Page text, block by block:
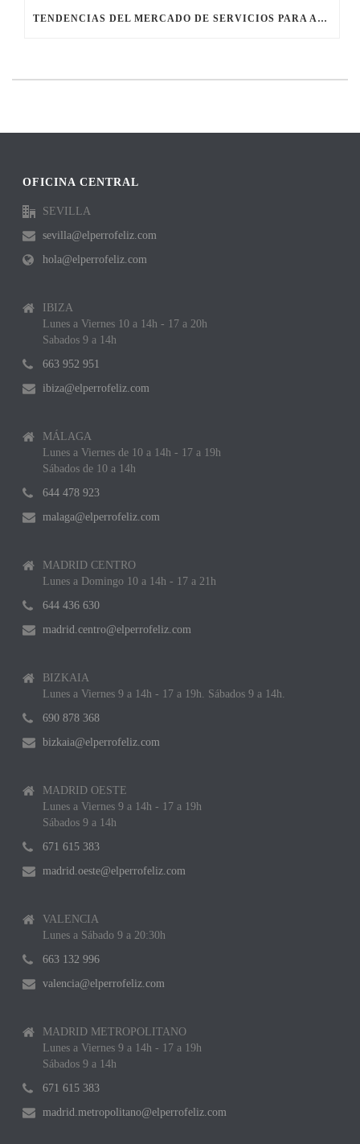
TENDENCIAS DEL MERCADO DE SERVICIOS PARA ANIMALES DE COMPAÑÍA
OFICINA CENTRAL
SEVILLA
sevilla@elperrofeliz.com
hola@elperrofeliz.com
IBIZA
Lunes a Viernes 10 a 14h - 17 a 20h
Sabados 9 a 14h
663 952 951
ibiza@elperrofeliz.com
MÁLAGA
Lunes a Viernes de 10 a 14h - 17 a 19h
Sábados de 10 a 14h
644 478 923
malaga@elperrofeliz.com
MADRID CENTRO
Lunes a Domingo 10 a 14h - 17 a 21h
644 436 630
madrid.centro@elperrofeliz.com
BIZKAIA
Lunes a Viernes 9 a 14h - 17 a 19h. Sábados 9 a 14h.
690 878 368
bizkaia@elperrofeliz.com
MADRID OESTE
Lunes a Viernes 9 a 14h - 17 a 19h
Sábados 9 a 14h
671 615 383
madrid.oeste@elperrofeliz.com
VALENCIA
Lunes a Sábado 9 a 20:30h
663 132 996
valencia@elperrofeliz.com
MADRID METROPOLITANO
Lunes a Viernes 9 a 14h - 17 a 19h
Sábados 9 a 14h
671 615 383
madrid.metropolitano@elperrofeliz.com